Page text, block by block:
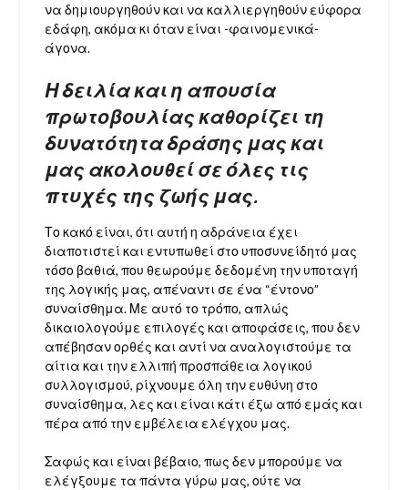
να δημιουργηθούν και να καλλιεργηθούν εύφορα
εδάφη, ακόμα κι όταν είναι -φαινομενικά-
άγονα.
Η δειλία και η απουσία
πρωτοβουλίας καθορίζει τη
δυνατότητα δράσης μας και
μας ακολουθεί σε όλες τις
πτυχές της ζωής μας.
Το κακό είναι, ότι αυτή η αδράνεια έχει
διαποτιστεί και εντυπωθεί στο υποσυνείδητό μας
τόσο βαθιά, που θεωρούμε δεδομένη την υποταγή
της λογικής μας, απέναντι σε ένα “έντονο”
συναίσθημα. Με αυτό το τρόπο, απλώς
δικαιολογούμε επιλογές και αποφάσεις, που δεν
απέβησαν ορθές και αντί να αναλογιστούμε τα
αίτια και την ελλιπή προσπάθεια λογικού
συλλογισμού, ρίχνουμε όλη την ευθύνη στο
συναίσθημα, λες και είναι κάτι έξω από εμάς και
πέρα από την εμβέλεια ελέγχου μας.
Σαφώς και είναι βέβαιο, πως δεν μπορούμε να
ελέγξουμε τα πάντα γύρω μας, ούτε να